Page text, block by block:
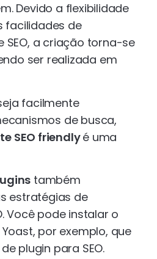
Devido a flexibilidade
facilidades de
SEO, a criação torna-se
ser realizada em
facilmente
de busca,
SEO friendlyé uma
também
estratégias de
Você pode instalar o
Yoast, por exemplo, que
plugin para SEO.